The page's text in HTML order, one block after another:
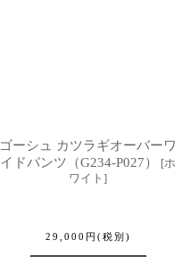
ゴーシュ カツラギオーバーワ
イドパンツ（G234-P027）
[ホ
ワイト ]
29,000 円 (税別)